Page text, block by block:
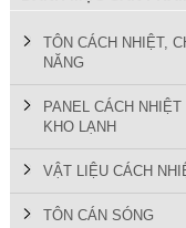
TÔN CÁCH NHIỆT,
NĂNG
PANEL CÁCH
KHO LẠNH
VẬT LIỆU CÁCH
TÔN CÁN SÓNG